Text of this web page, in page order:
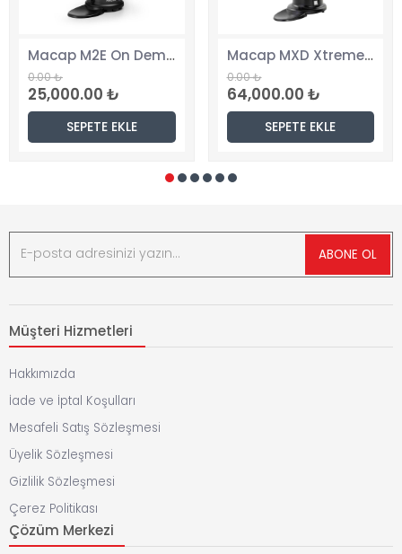
Macap M2E On Demand Kahve Değirmeni
0.00 ₺
25,000.00 ₺
SEPETE EKLE
Macap MXD Xtreme Kahve Değirmeni, Dijital Ekranlı
0.00 ₺
64,000.00 ₺
SEPETE EKLE
ABONE OL
Müşteri Hizmetleri
Hakkımızda
İade ve İptal Koşulları
Mesafeli Satış Sözleşmesi
Üyelik Sözleşmesi
Gizlilik Sözleşmesi
Çerez Politikası
Çözüm Merkezi